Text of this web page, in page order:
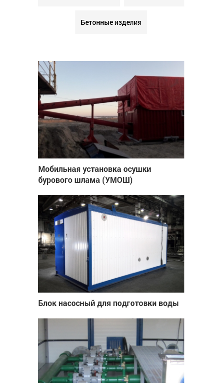
Бетонные изделия
Мобильная установка осушки
бурового шлама (УМОШ)
Блок насосный для подготовки воды